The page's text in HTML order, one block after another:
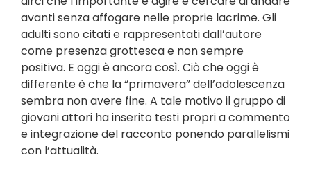
avanti senza affogare nelle proprie lacrime. Gli
adulti sono citati e rappresentati dall’autore
come presenza grottesca e non sempre
positiva. E oggi è ancora così. Ciò che oggi è
differente è che la “primavera” dell’adolescenza
sembra non avere fine. A tale motivo il gruppo di
giovani attori ha inserito testi propri a commento
e integrazione del racconto ponendo parallelismi
con l’attualità.